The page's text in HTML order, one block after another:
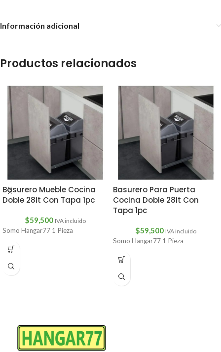
Información adicional
Productos relacionados
Basurero Mueble Cocina
Doble 28lt Con Tapa 1pc
$59,500 IVA incluido
Somo Hangar77 1 Pieza
Basurero Para Puerta
Cocina Doble 28lt Con
Tapa 1pc
$59,500 IVA incluido
Somo Hangar77 1 Pieza